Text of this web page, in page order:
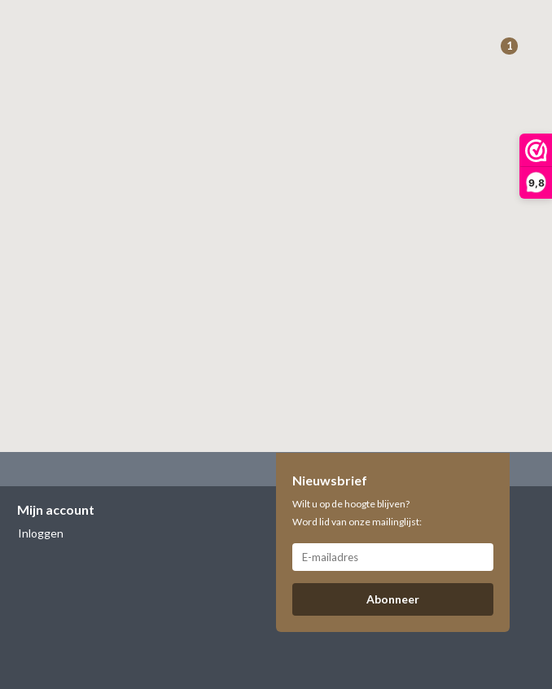
9,8
1
Mijn account
Inloggen
Nieuwsbrief
Wilt u op de hoogte blijven?
Word lid van onze mailinglijst:
Abonneer